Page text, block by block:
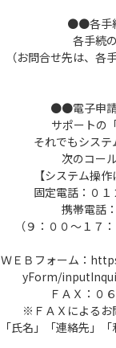
●●各手
各手続
（お問合せ先は、
●●電子申
サポートの
それでもシステ
次のコー
【システム操
固定電話：０１
携帯電話
（９：００～１７
ＷＥＢフォーム：
yForm/
ＦＡＸ：０
※ＦＡＸによるお
「氏名」「連絡先」